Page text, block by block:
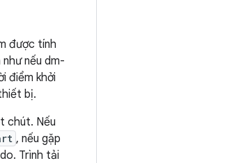
được tính
nếu dm-
điểm khởi
bị.
chút. Nếu
, nếu gặp
Trình tải